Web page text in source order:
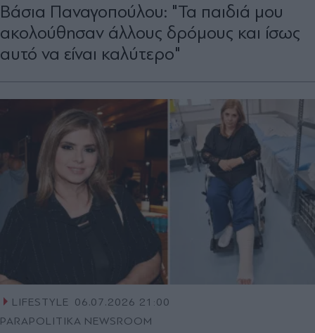
Βάσια Παναγοπούλου: "Τα παιδιά μου
ακολούθησαν άλλους δρόμους και ίσως
αυτό να είναι καλύτερο"
LIFESTYLE 06.07.2026 21:00
PARAPOLITIKA NEWSROOM